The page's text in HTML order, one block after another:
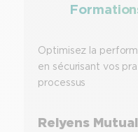
Optimisez la
en sécurisant vos
processus
Relyens